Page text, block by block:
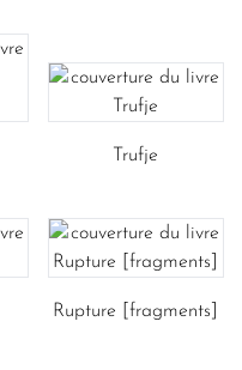
Trufje
Rupture [fragments]